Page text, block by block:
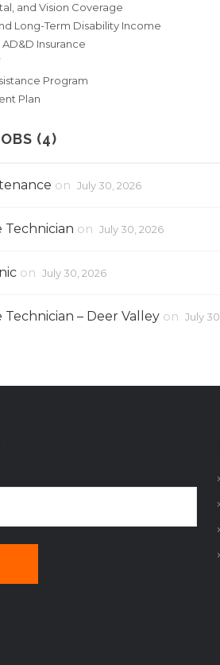
and Vision Coverage
Long-Term Disability Income
Insurance
Program
Plan
(4)
on July 30, 2026
Technician on July 30, 2026
on July 30, 2026
– Deer Valley on July